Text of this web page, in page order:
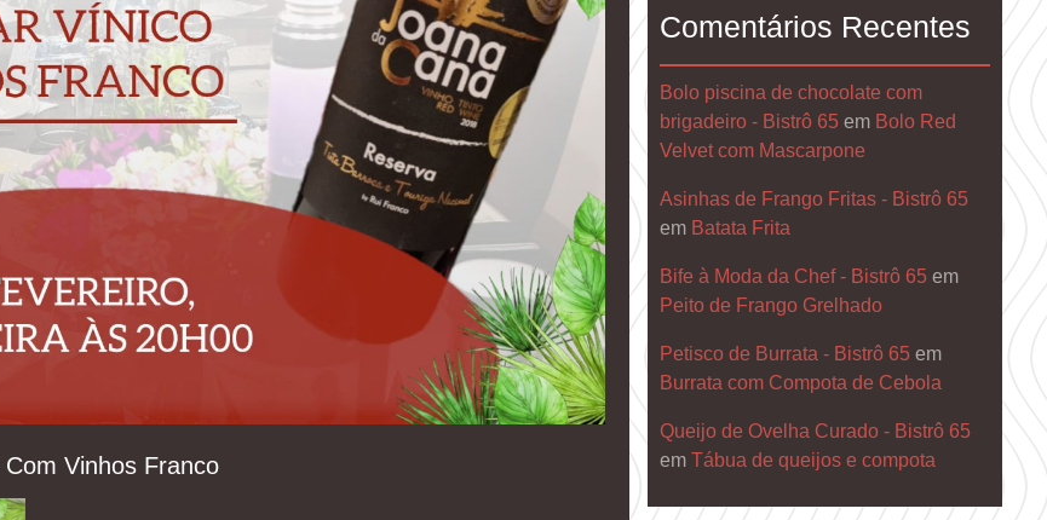
Vinhos Franco
Comentários Recentes
Bolo piscina de chocolate com
brigadeiro - Bistrô 65em Bolo Red
Velvet com Mascarpone
Asinhas de Frango Fritas - Bistrô 65
em Batata Frita
Bife à Moda da Chef - Bistrô 65em
Peito de Frango Grelhado
Petisco de Burrata - Bistrô 65em
Burrata com Compota de Cebola
Queijo de Ovelha Curado - Bistrô 65
em Tábua de queijos e compota